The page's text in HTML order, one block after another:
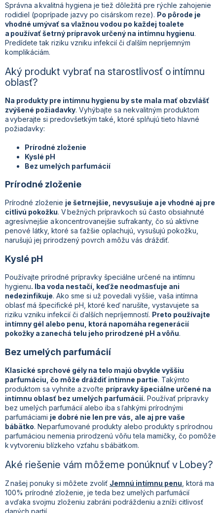
Správna a kvalitná hygiena je tiež dôležitá pre rýchle zahojenie
rodidiel (poprípade jazvy po cisárskom reze). Po pôrode je
vhodné umývať sa vlažnou vodou po každej toalete
a používať šetrný prípravok určený na intímnu hygienu.
Predídete tak riziku vzniku infekcií či ďalším nepríjemným
komplikáciám.
Aký produkt vybrať na starostlivosť o intímnu
oblasť?
Na produkty pre intímnu hygienu by ste mala mať obzvlášť
zvýšené požiadavky. Vyhýbajte sa nekvalitným produktom
a vyberajte si predovšetkým také, ktoré splňujú tieto hlavné
požiadavky:
Prírodné zloženie
Kyslé pH
Bez umelých parfumácií
Prírodné zloženie
Prírodné zloženie je šetrnejšie, nevysušuje a je vhodné aj pre
citlivú pokožku. V bežných prípravkoch sú často obsiahnuté
agresívnejšie a koncentrovanejšie sufrakanty, čo sú aktívne
penové látky, ktoré sa ťažšie oplachujú, vysušujú pokožku,
narušujú jej prirodzený povrch a môžu vás dráždiť.
Kyslé pH
Používajte prírodné prípravky špeciálne určené na intímnu
hygienu. Iba voda nestačí, keďže neodmasťuje ani
nedezinfikuje. Ako sme si už povedali vyššie, vaša intímna
oblasť má špecifické pH, ktoré keď narušíte, vystavujete sa
riziku vzniku infekcií či ďalších nepríjemností. Preto používajte
intímny gél alebo penu, ktorá napomáha regenerácií
pokožky a zanechá telu jeho prirodzené pH a vôňu.
Bez umelých parfumácií
Klasické sprchové gély na telo majú obvykle vyššiu
parfumáciu, čo môže dráždiť intímne partie. Takýmto
produktom sa vyhnite a zvoľte prípravky špeciálne určené na
intímnu oblasť bez umelých parfumácií. Používať prípravky
bez umelých parfumácií alebo iba s ľahkými prírodnými
parfumáciami je dobré nie len pre vás, ale aj pre vaše
bábätko. Neparfumované produkty alebo produkty s prírodnou
parfumáciou nemenia prirodzenú vôňu tela mamičky, čo pomôže
k vytvoreniu blízkeho vzťahu s bábätkom.
Aké riešenie vám môžeme ponúknuť v Lobey?
Z našej ponuky si môžete zvoliť Jemnú intímnu penu , ktorá ma
100% prírodné zloženie, je teda bez umelých parfumácií
a vďaka svojmu zloženiu zabráni podráždeniu a zníži citlivosť
daných partií.